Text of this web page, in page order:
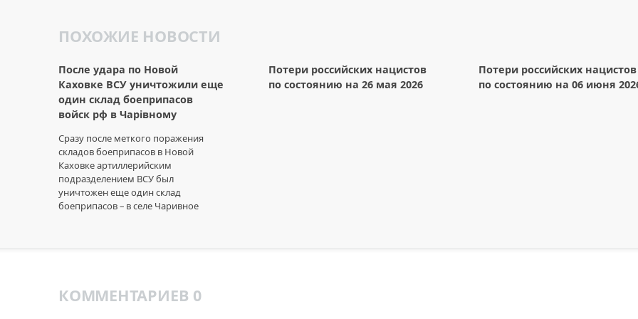
ПОХОЖИЕ НОВОСТИ
После удара по Новой
Каховке ВСУ уничтожили еще
один склад боеприпасов
войск рф в Чарівному
Сразу после меткого поражения
складов боеприпасов в Новой
Каховке артиллерийским
подразделением ВСУ был
уничтожен еще один склад
боеприпасов – в селе Чаривное
Потери российских нацистов
по состоянию на 26 мая 2026
Потери российских нацистов
по состоянию на 06 июня
КОММЕНТАРИЕВ 0